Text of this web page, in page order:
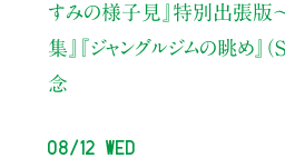
すみの様子見』特別出張版〜
集』『ジャングルジムの眺め
念
08/12 Wed